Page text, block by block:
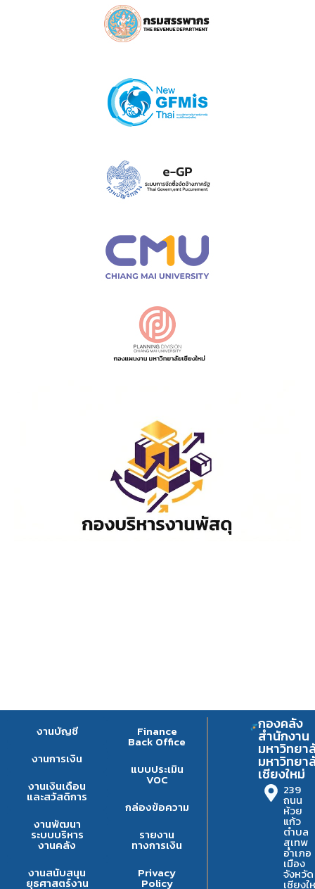
งานบัญชี
งานการเงิน
งานเงินเดือน
และสวัสดิการ
งานพัฒนา
ระบบบริหาร
งานคลัง
งานสนับสนุน
ยุธศาสตร์งาน
Finance
Back Office
แบบประเมิน
VOC
กล่องข้อความ
รายงาน
ทางการเงิน
Privacy
Policy
กองคลัง
สำนักงาน
มหาวิทยา
มหาวิทยา
เชียงใหม่
239
ถนน
ห้วย
แก้ว
ตำบล
สุเทพ
อำเภอ
เมือง
จังหวัด
เชียงใ